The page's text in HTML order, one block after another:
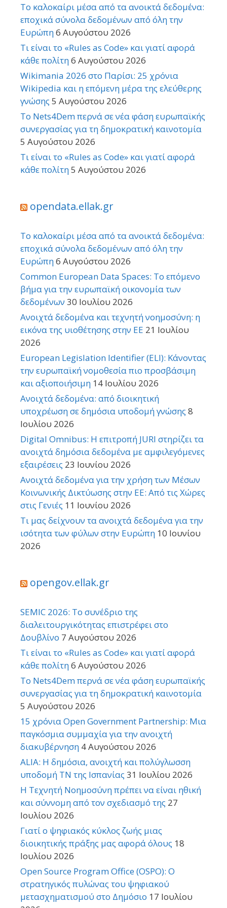
Το καλοκαίρι μέσα από τα ανοικτά δεδομένα:
εποχικά σύνολα δεδομένων από όλη την
Ευρώπη6 Αυγούστου 2026
Τι είναι το «Rules as Code» και γιατί αφορά
κάθε πολίτη6 Αυγούστου 2026
Wikimania 2026 στο Παρίσι: 25 χρόνια
Wikipedia και η επόμενη μέρα της ελεύθερης
γνώσης 5 Αυγούστου 2026
Το Nets4Dem περνά σε νέα φάση ευρωπαϊκής
συνεργασίας για τη δημοκρατική καινοτομία
5 Αυγούστου 2026
Τι είναι το «Rules as Code» και γιατί αφορά
κάθε πολίτη5 Αυγούστου 2026
opendata.ellak.gr
Το καλοκαίρι μέσα από τα ανοικτά δεδομένα:
εποχικά σύνολα δεδομένων από όλη την
Ευρώπη6 Αυγούστου 2026
Common European Data Spaces: Το επόμενο
βήμα για την ευρωπαϊκή οικονομία των
δεδομένων 30 Ιουλίου 2026
Ανοιχτά δεδομένα και τεχνητή νοημοσύνη: η
εικόνα της υιοθέτησης στην ΕΕ 21 Ιουλίου
2026
European Legislation Identifier (ELI): Κάνοντας
την ευρωπαϊκή νομοθεσία πιο προσβάσιμη
και αξιοποιήσιμη 14 Ιουλίου 2026
Ανοιχτά δεδομένα: από διοικητική
υποχρέωση σε δημόσια υποδομή γνώσης 8
Ιουλίου 2026
Digital Omnibus: Η επιτροπή JURI στηρίζει τα
ανοιχτά δημόσια δεδομένα με αμφιλεγόμενες
εξαιρέσεις 23 Ιουνίου 2026
Ανοιχτά δεδομένα για την χρήση των Μέσων
Κοινωνικής Δικτύωσης στην ΕΕ: Από τις Χώρες
στις Γενιές 11 Ιουνίου 2026
Τι μας δείχνουν τα ανοιχτά δεδομένα για την
ισότητα των φύλων στην Ευρώπη 10 Ιουνίου
2026
opengov.ellak.gr
SEMIC 2026: Το συνέδριο της
διαλειτουργικότητας επιστρέφει στο
Δουβλίνο 7 Αυγούστου 2026
Τι είναι το «Rules as Code» και γιατί αφορά
κάθε πολίτη6 Αυγούστου 2026
Το Nets4Dem περνά σε νέα φάση ευρωπαϊκής
συνεργασίας για τη δημοκρατική καινοτομία
5 Αυγούστου 2026
15 χρόνια Open Government Partnership: Μια
παγκόσμια συμμαχία για την ανοιχτή
διακυβέρνηση 4 Αυγούστου 2026
ALIA: Η δημόσια, ανοιχτή και πολύγλωσση
υποδομή ΤΝ της Ισπανίας 31 Ιουλίου 2026
Η Τεχνητή Νοημοσύνη πρέπει να είναι ηθική
και σύννομη από τον σχεδιασμό της 27
Ιουλίου 2026
Γιατί ο ψηφιακός κύκλος ζωής μιας
διοικητικής πράξης μας αφορά όλους 18
Ιουλίου 2026
Open Source Program Office (OSPO): Ο
στρατηγικός πυλώνας του ψηφιακού
μετασχηματισμού στο Δημόσιο 17 Ιουλίου